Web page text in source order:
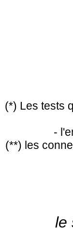
(*) Les tests
-
(**) les
le